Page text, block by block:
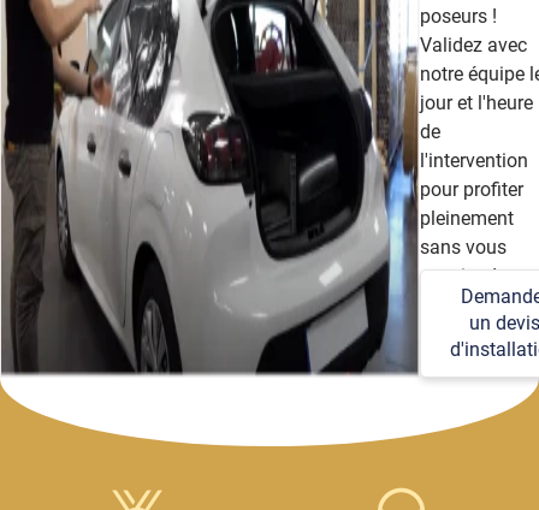
poseurs !
Validez avec
notre équipe
jour et l'heure
de
l'intervention
pour profiter
pleinement
sans vous
soucier des
détails
techniques et
logistiques.
un devis